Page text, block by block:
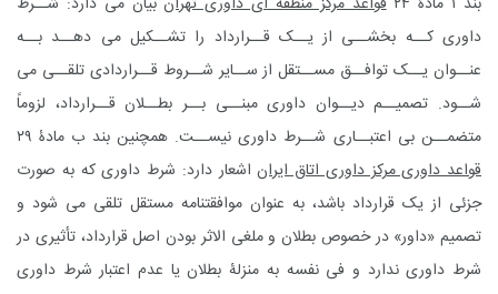
داوری کــه بخشــی از یــک قــرارداد را تشــکیل می دهــد بــه
عنــوان یــک توافــق مســتقل از ســایر شــروط قــراردادی تلقــی می
شــود. تصمیــم دیــوان داوری مبنــی بــر بطــلان قــرارداد، لزوماً
متضمــن بی اعتبــاری شــرط داوری نیســت. همچنین بند ب مادۀ ۲۹
قواعد داوری مرکز داوری اتاق ایراناشعار دارد: شرط داوری که به صورت
جزئی از یک قرارداد باشد، به عنوان موافقتنامه مستقل تلقی می شود و
تصمیم «داور» در خصوص بطلان و ملغی الاثر بودن اصل قرارداد، تأثیری در
شرط داوری ندارد و فی نفسه به منزلۀ بطلان یا عدم اعتبار شرط داوری